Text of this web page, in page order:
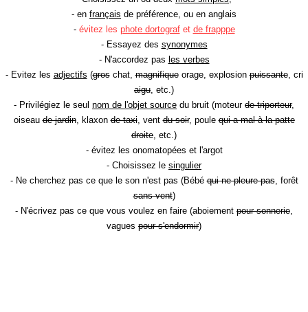
- en français de préférence, ou en anglais
- évitez les phote dortografet de frapppe
- Essayez des synonymes
- N'accordez pas les verbes
- Evitez les adjectifs (groschat,magnifiqueorage, explosionpuissante, cri
aigu , etc.)
- Privilégiez le seul nom de l'objet source du bruit (moteur de triporteur,
oiseaude jardin, klaxonde taxi, ventdu soir, poulequi a mal à la patte
droite , etc.)
- évitez les onomatopées et l'argot
- Choisissez le singulier
- Ne cherchez pas ce que le son n'est pas (Bébéqui ne pleure pas, forêt
sans vent)
- N'écrivez pas ce que vous voulez en faire (aboiement pour sonnerie
vagues pour s'endormir)